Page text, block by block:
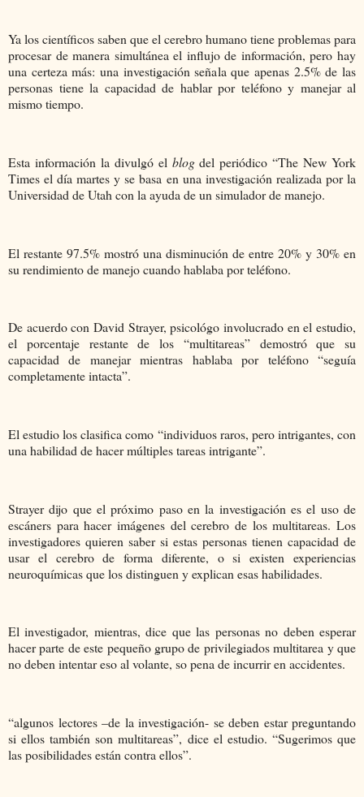
Ya los científicos saben que el cerebro humano tiene problemas para
procesar de manera simultánea el influjo de información, pero hay
una certeza más: una investigación señala que apenas 2.5% de las
personas tiene la capacidad de hablar por teléfono y manejar al
mismo tiempo.
Esta información la divulgó el blogdel periódico “The New York
Times el día martes y se basa en una investigación realizada por la
Universidad de Utah con la ayuda de un simulador de manejo.
El restante 97.5% mostró una disminución de entre 20% y 30% en
su rendimiento de manejo cuando hablaba por teléfono.
De acuerdo con David Strayer, psicológo involucrado en el estudio,
el porcentaje restante de los “multitareas” demostró que su
capacidad de manejar mientras hablaba por teléfono “seguía
completamente intacta”.
El estudio los clasifica como “individuos raros, pero intrigantes, con
una habilidad de hacer múltiples tareas intrigante”.
Strayer dijo que el próximo paso en la investigación es el uso de
escáners para hacer imágenes del cerebro de los multitareas. Los
investigadores quieren saber si estas personas tienen capacidad de
usar el cerebro de forma diferente, o si existen experiencias
neuroquímicas que los distinguen y explican esas habilidades.
El investigador, mientras, dice que las personas no deben esperar
hacer parte de este pequeño grupo de privilegiados multitarea y que
no deben intentar eso al volante, so pena de incurrir en accidentes.
“algunos lectores –de la investigación- se deben estar preguntando
si ellos también son multitareas”, dice el estudio. “Sugerimos que
las posibilidades están contra ellos”.